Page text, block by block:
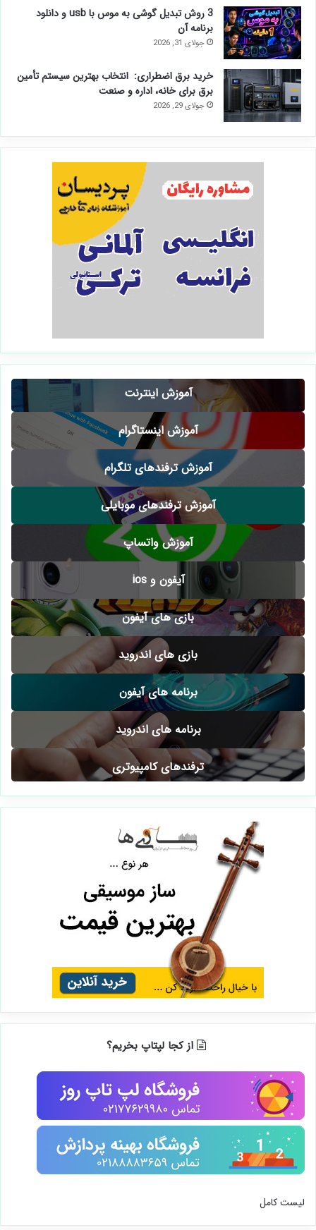
3 روش تبدیل گوشی به موس با usb و دانلود
برنامه آن
جولای 31, 2026
خرید برق اضطراری: انتخاب بهترین سیستم تأمین
برق برای خانه، اداره و صنعت
جولای 29, 2026
آموزش اینترنت
آموزش اینستاگرام
آموزش ترفندهای تلگرام
آموزش ترفندهای موبایلی
آموزش واتساپ
آیفون و ios
بازی های آیفون
بازی های اندروید
برنامه های آیفون
برنامه های اندروید
ترفندهای کامپیوتری
از کجا لپتاپ بخریم؟
لیست کامل